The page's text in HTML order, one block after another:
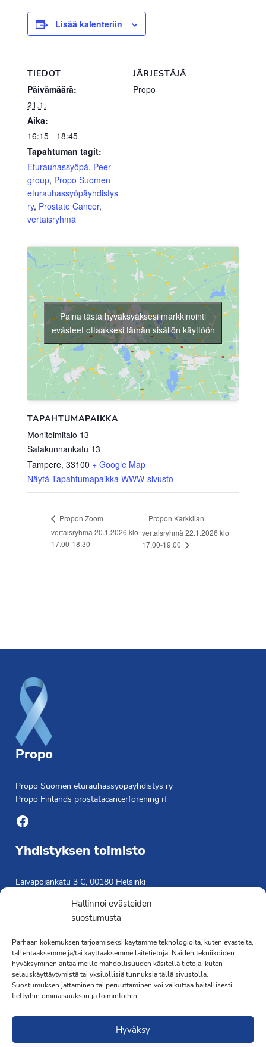
Hallinnoi evästeiden
suostumusta
Parhaan kokemuksen tarjoamiseksi käytämme teknologioita, kuten evästeitä,
tallentaaksemme ja/tai käyttääksemme laitetietoja. Näiden tekniikoiden
hyväksyminen antaa meille mahdollisuuden käsitellä tietoja, kuten
selauskäyttäytymistä tai yksilöllisiä tunnuksia tällä sivustolla.
Suostumuksen jättäminen tai peruuttaminen voi vaikuttaa haitallisesti
tiettyihin ominaisuuksiin ja toimintoihin.
Hyväksy
Lisää kalenteriin
TIEDOT
Päivämäärä:
21.1.
Aika:
16:15 - 18:45
Tapahtuman tagit:
Eturauhassyöpä, Peer
group, Propo Suomen
eturauhassyöpäyhdistys
ry, Prostate Cancer,
vertaisryhmä
JÄRJESTÄJÄ
Propo
TAPAHTUMAPAIKKA
Monitoimitalo 13
Satakunnankatu 13
Tampere, 33100 + Google Map
Näytä Tapahtumapaikka WWW-sivusto
Paina tästä hyväksyäksesi markkinointi
evästeet ottaaksesi tämän sisällön käyttöön
Propon Zoom
vertaisryhmä 20.1.2026 klo
17.00-18.30
Propon Karkkilan
vertaisryhmä 22.1.2026 klo
17.00-19.00
Propo
Propo Suomen eturauhassyöpäyhdistys ry
Propo Finlands prostatacancerförening rf
Facebook
Yhdistyksen toimisto
Laivapojankatu 3 C, 00180 Helsinki
Saavutettavuusseloste »
Toiminnanjohtaja
Kimmo Järvinen
Terveydenhoitaja
041 501 4176